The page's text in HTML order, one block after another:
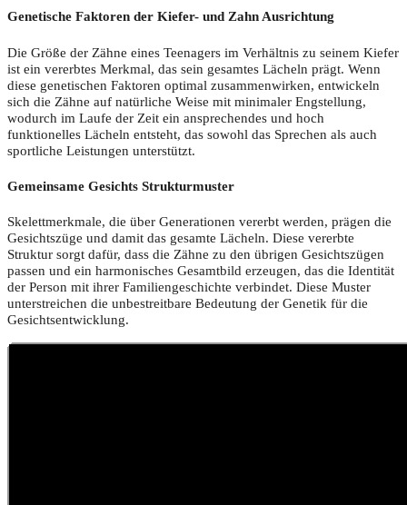
Genetische Faktoren der Kiefer- und Zahn Ausrichtung
Die Größe der Zähne eines Teenagers im Verhältnis zu seinem Kiefer
ist ein vererbtes Merkmal, das sein gesamtes Lächeln prägt. Wenn
diese genetischen Faktoren optimal zusammenwirken, entwickeln
sich die Zähne auf natürliche Weise mit minimaler Engstellung,
wodurch im Laufe der Zeit ein ansprechendes und hoch
funktionelles Lächeln entsteht, das sowohl das Sprechen als auch
sportliche Leistungen unterstützt.
Gemeinsame Gesichts Strukturmuster
Skelettmerkmale, die über Generationen vererbt werden, prägen die
Gesichtszüge und damit das gesamte Lächeln. Diese vererbte
Struktur sorgt dafür, dass die Zähne zu den übrigen Gesichtszügen
passen und ein harmonisches Gesamtbild erzeugen, das die Identität
der Person mit ihrer Familiengeschichte verbindet. Diese Muster
unterstreichen die unbestreitbare Bedeutung der Genetik für die
Gesichtsentwicklung.